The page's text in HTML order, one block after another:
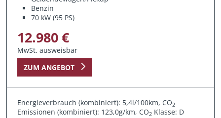
Benzin
70 kW (95 PS)
12.980 €
MwSt. ausweisbar
ZUM ANGEBOT
Energieverbrauch (kombiniert): 5,4l/100km, CO2
Emissionen (kombiniert): 123,0g/km, CO2 Klasse: D